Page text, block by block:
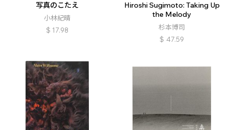
写真のこたえ
小林紀晴
$ 17.98
Hiroshi Sugimoto: Taking Up
the Melody
杉本博司
$ 47.59